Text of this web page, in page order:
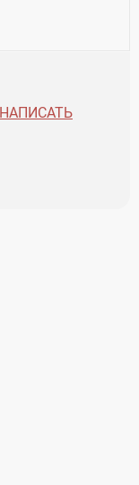
НАПИСАТЬ